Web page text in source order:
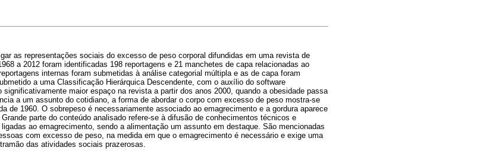
as representações sociais do excesso de peso corporal difundidas em uma revista de
a 2012 foram identificadas 198 reportagens e 21 manchetes de capa relacionadas ao
internas foram submetidas à análise categorial múltipla e as de capa foram
a uma Classificação Hierárquica Descendente, com o auxílio do software
significativamente maior espaço na revista a partir dos anos 2000, quando a obesidade passa
a um assunto do cotidiano, a forma de abordar o corpo com excesso de peso mostra-se
de 1960. O sobrepeso é necessariamente associado ao emagrecimento e a gordura aparece
parte do conteúdo analisado refere-se à difusão de conhecimentos técnicos e
ao emagrecimento, sendo a alimentação um assunto em destaque. São mencionadas
com excesso de peso, na medida em que o emagrecimento é necessário e exige uma
das atividades sociais prazerosas.